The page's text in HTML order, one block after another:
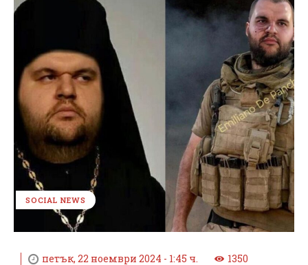
SOCIAL NEWS
петък, 22 ноември 2024 - 1:45 ч. 1350